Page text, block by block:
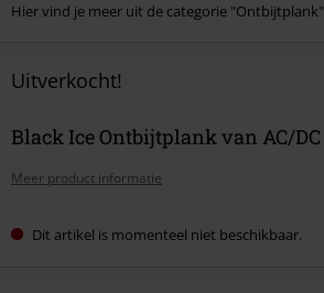
Hier vind je meer uit de categorie "Ontbijtplank"
Uitverkocht!
Black Ice Ontbijtplank van AC/DC
Meer product informatie
Dit artikel is momenteel niet beschikbaar.